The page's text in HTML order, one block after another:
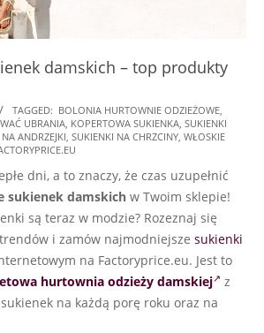
damskich – top produkty
TAGGED: BOLONIA HURTOWNIE ODZIEŻOWE,
UBRANIA, KOPERTOWA SUKIENKA, SUKIENKI
ANDRZEJKI, SUKIENKI NA CHRZCINY, WŁOSKIE
dni, a to znaczy, że czas uzupełnić
sukienek damskich w Twoim sklepie!
są teraz w modzie? Rozeznaj się
i zamów najmodniejsze sukienki
na Factoryprice.eu. Jest to
hurtownia odzieży damskiej
z
na każdą porę roku oraz na